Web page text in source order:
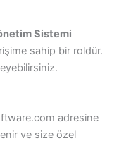
Sistemi
sahip bir roldür.
adresine
ve size özel